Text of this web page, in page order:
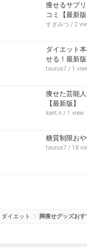
痩せるサプ
コミ【最新版
すぎみつ / 2
ダイエット
せる！最新版
taurus7 / 1
痩せた芸能
【最新版】
kent.n / 1 view
糖質制限お
taurus7 / 18
ダイエット 脚痩せグッズお